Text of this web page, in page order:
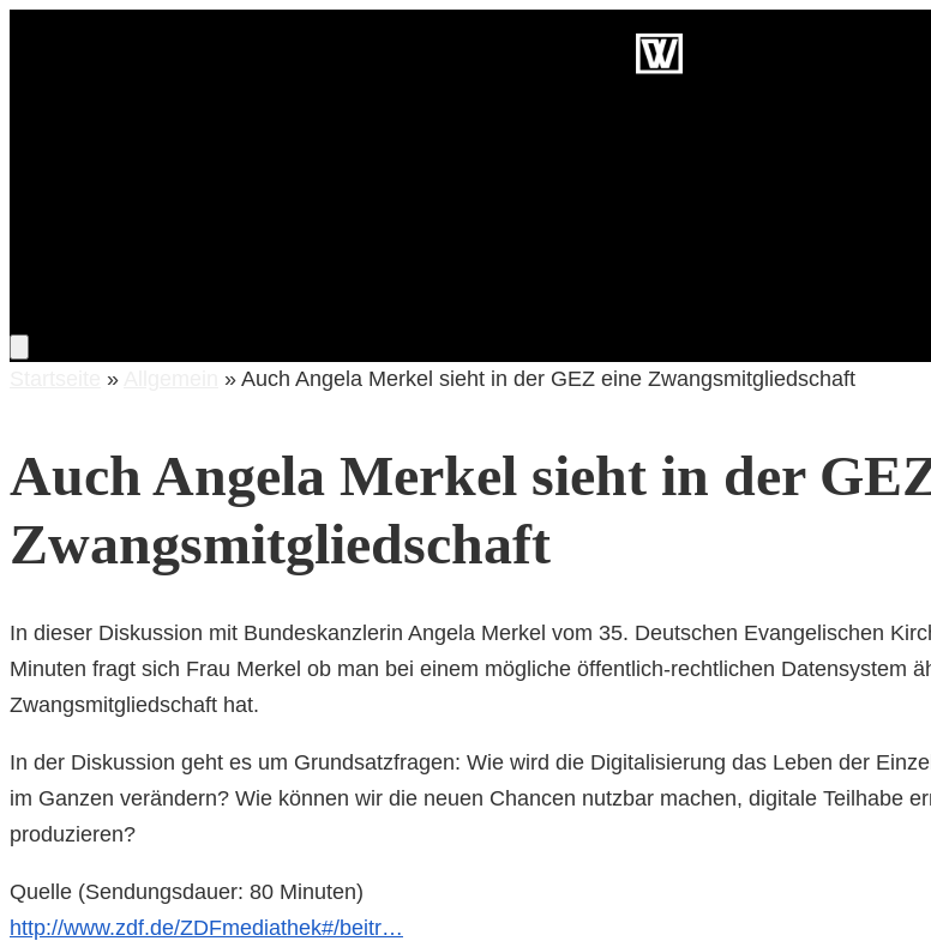
» » Auch Angela Merkel sieht in der GEZ eine Zwangsmitgliedschaft
Auch Angela Merkel sieht in der
Zwangsmitgliedschaft
In dieser Diskussion mit Bundeskanzlerin Angela Merkel vom 35. Deutschen Evangelischen
Minuten fragt sich Frau Merkel ob man bei einem mögliche öffentlich-rechtlichen Datensystem
Zwangsmitgliedschaft hat.
In der Diskussion geht es um Grundsatzfragen: Wie wird die Digitalisierung das Leben der
im Ganzen verändern? Wie können wir die neuen Chancen nutzbar machen, digitale Teilhabe
produzieren?
Quelle (Sendungsdauer: 80 Minuten)
http://www.zdf.de/ZDFmediathek#/beitr…